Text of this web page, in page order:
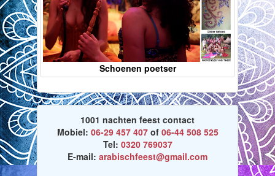
Schoenen poetser
1001 nachten feest contact
Mobiel: 06-29 457 407of 06-44 508 525
Tel: 0320 769037
E-mail: arabischfeest@gmail.com